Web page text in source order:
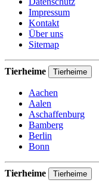
Impressum
Kontakt
Über uns
Sitemap
Tierheime Tierheime
Aachen
Aalen
Aschaffenburg
Bamberg
Berlin
Bonn
Tierheime Tierheime